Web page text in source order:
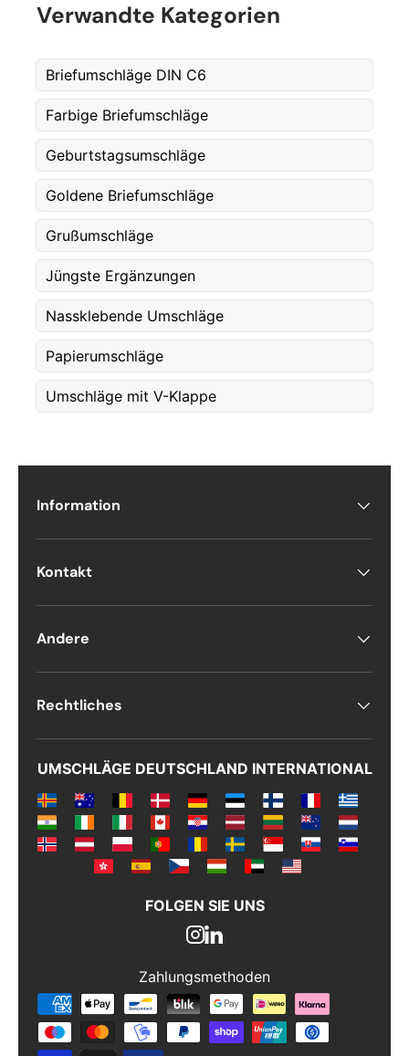
Verwandte Kategorien
Briefumschläge DIN C6
Farbige Briefumschläge
Geburtstagsumschläge
Goldene Briefumschläge
Grußumschläge
Jüngste Ergänzungen
Nassklebende Umschläge
Papierumschläge
Umschläge mit V-Klappe
Information
Kontakt
Andere
Rechtliches
UMSCHLÄGE DEUTSCHLAND INTERNATIONAL
FOLGEN SIE UNS
Zahlungsmethoden
Zahlungsmethoden